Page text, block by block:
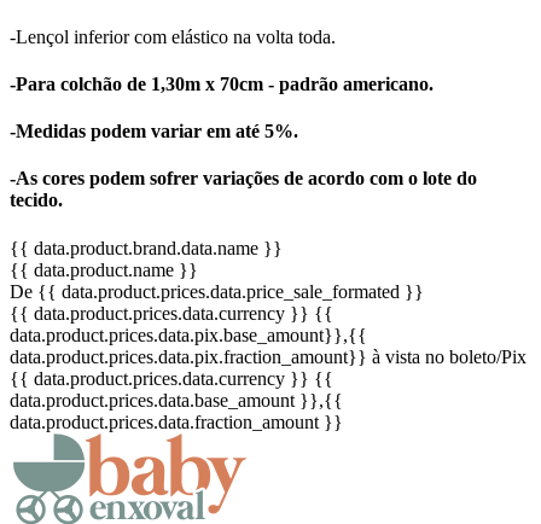
-Lençol inferior com elástico na volta toda.
-Para colchão de 1,30m x 70cm - padrão americano.
-Medidas podem variar em até 5%.
-As cores podem sofrer variações de acordo com o lote do
tecido.
{{ data.product.brand.data.name }}
{{ data.product.name }}
De {{ data.product.prices.data.price_sale_formated }}
{{ data.product.prices.data.currency }} {{
data.product.prices.data.pix.base_amount}},{{
data.product.prices.data.pix.fraction_amount}} à vista no boleto/Pix
{{ data.product.prices.data.currency }} {{
data.product.prices.data.base_amount }},{{
data.product.prices.data.fraction_amount }}